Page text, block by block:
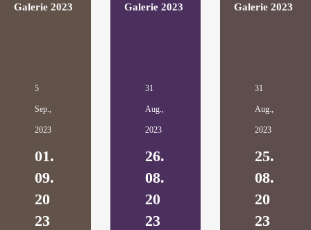
Galerie 2023
5
Sep.,
2023
01.
09.
20
23
Galerie 2023
31
Aug.,
2023
26.
08.
20
23
Galerie 2023
31
Aug.,
2023
25.
08.
20
23